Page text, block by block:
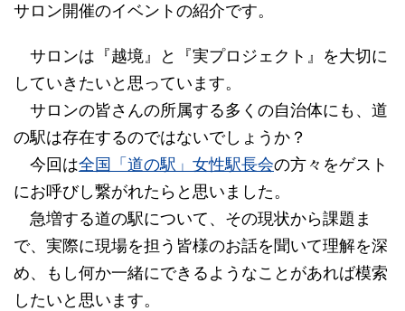
サロン開催のイベントの紹介です。
サロンは『越境』と『実プロジェクト』を大切に
していきたいと思っています。
サロンの皆さんの所属する多くの自治体にも、道
の駅は存在するのではないでしょうか？
今回は全国「道の駅」女性駅長会の方々をゲスト
にお呼びし繋がれたらと思いました。
急増する道の駅について、その現状から課題ま
で、実際に現場を担う皆様のお話を聞いて理解を深
め、もし何か一緒にできるようなことがあれば模索
したいと思います。